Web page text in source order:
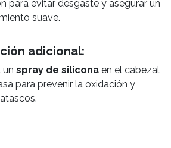
para evitar desgaste y asegurar un
suave.
adicional:
un spray de silicona en el cabezal
para prevenir la oxidación y